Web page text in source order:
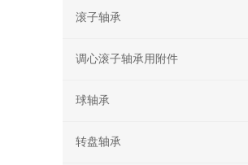
滚子轴承
调心滚子轴承用附件
球轴承
转盘轴承